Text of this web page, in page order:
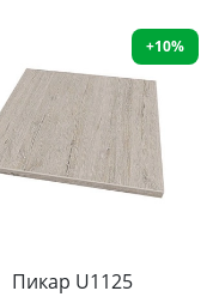
+10%
Пикар U1125